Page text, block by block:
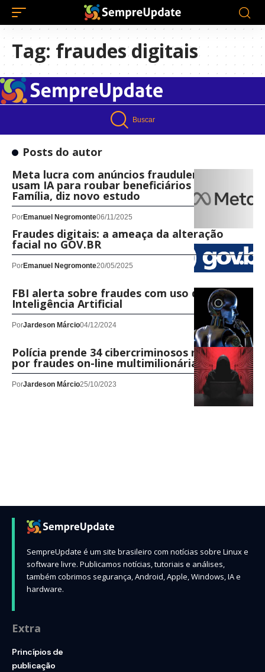
Tag: fraudes digitais
Buscar
Posts do autor
Meta lucra com anúncios fraudulentos que
usam IA para roubar beneficiários do Bolsa
Família, diz novo estudo
PorEmanuel Negromonte06/11/2025
Fraudes digitais: a ameaça da alteração
facial no GOV.BR
PorEmanuel Negromonte20/05/2025
FBI alerta sobre fraudes com uso de
Inteligência Artificial
PorJardeson Márcio04/12/2024
Polícia prende 34 cibercriminosos na Espanha
por fraudes on-line multimilionárias
PorJardeson Márcio25/10/2023
SempreUpdate é um site brasileiro com notícias sobre Linux e
software livre. Publicamos notícias, tutoriais e análises,
também cobrimos segurança, Android, Apple, Windows, IA e
hardware.
Extra
Princípios de
publicação